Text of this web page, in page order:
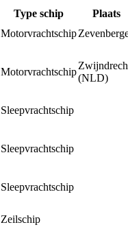
Type schip
Plaats
Motorvrachtschip
Motorvrachtschip
(NLD)
Sleepvrachtschip
Sleepvrachtschip
Sleepvrachtschip
Zeilschip